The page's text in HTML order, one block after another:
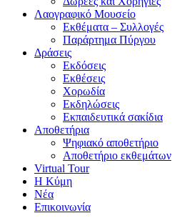
Λαογραφικό Μουσείο
Εκθέματα – Συλλογές
Παράρτημα Πύργου
Δράσεις
Εκδόσεις
Εκθέσεις
Χορωδία
Εκδηλώσεις
Εκπαιδευτικά σακίδια
Αποθετήρια
Ψηφιακό αποθετήριο
Αποθετήριο εκθεμάτων
Virtual Tour
Η Κύμη
Νέα
Επικοινωνία